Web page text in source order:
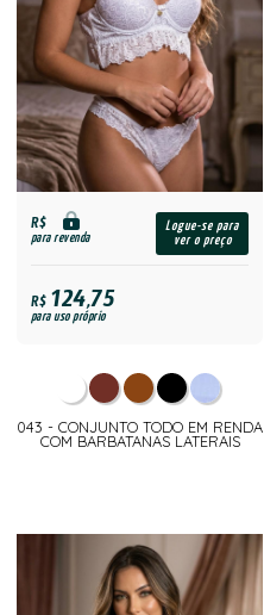
R$
para revenda
Logue-se para
ver o preço
R$124,75
para uso próprio
043 - CONJUNTO TODO EM RENDA
COM BARBATANAS LATERAIS